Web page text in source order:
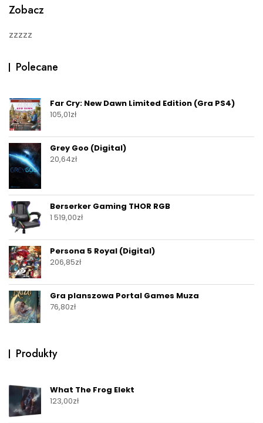
Zobacz
zzzzz
Polecane
Far Cry: New Dawn Limited Edition (Gra PS4)
105,01zł
Grey Goo (Digital)
20,64zł
Berserker Gaming THOR RGB
1 519,00zł
Persona 5 Royal (Digital)
206,85zł
Gra planszowa Portal Games Muza
76,80zł
Produkty
What The Frog Elekt
123,00zł